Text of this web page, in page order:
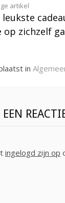
artikel
leukste
op zichzelf
in
EEN
ingelogd zijn op